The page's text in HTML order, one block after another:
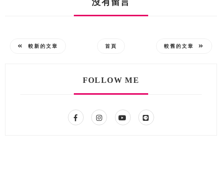
沒有留言
較新的文章 首頁 較舊的文章
FOLLOW ME